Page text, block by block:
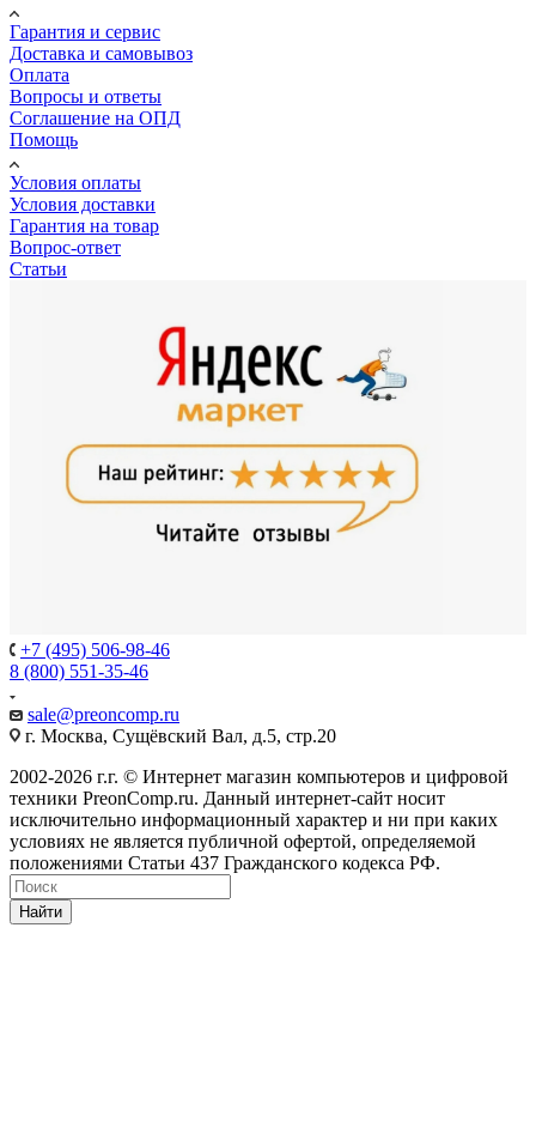
Гарантия и сервис
Доставка и самовывоз
Оплата
Вопросы и ответы
Соглашение на ОПД
Помощь
Условия оплаты
Условия доставки
Гарантия на товар
Вопрос-ответ
Статьи
+7 (495) 506-98-46
8 (800) 551-35-46
sale@preoncomp.ru
г. Москва, Сущёвский Вал, д.5, стр.20
2002-2026 г.г. © Интернет магазин компьютеров и цифровой
техники PreonComp.ru. Данный интернет-сайт носит
исключительно информационный характер и ни при каких
условиях не является публичной офертой, определяемой
положениями Статьи 437 Гражданского кодекса РФ.
Найти